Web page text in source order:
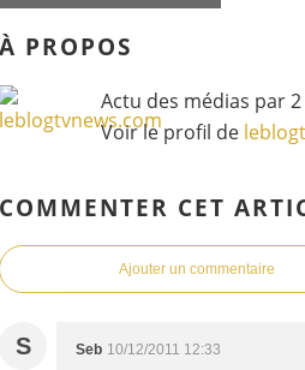
À PROPOS
Actu des médias par
Voir le profil de
COMMENTER CET
Ajouter un commentaire
S Seb 10/12/2011 12:33